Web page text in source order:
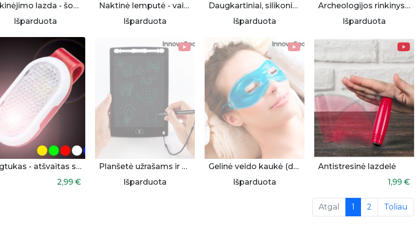
Šokinėjimo lazda - šokliukas
Išparduota
Naktinė lemputė - vaiduokliukas
Išparduota
Daugkartiniai, silikoniniai šiaudeliai 6 vnt.
Išparduota
Archeologijos rinkinys vaikui
Išparduota
Segtukas - atšvaitas su lempute
2,99 €
Planšetė užrašams ir piešimui
Išparduota
Gelinė veido kaukė (daugkartinė)
Išparduota
Antistresinė lazdelė
1,99 €
Atgal 1 (current)
2 Toliau